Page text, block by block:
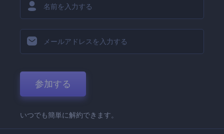
参加する
いつでも簡単に解約できます。